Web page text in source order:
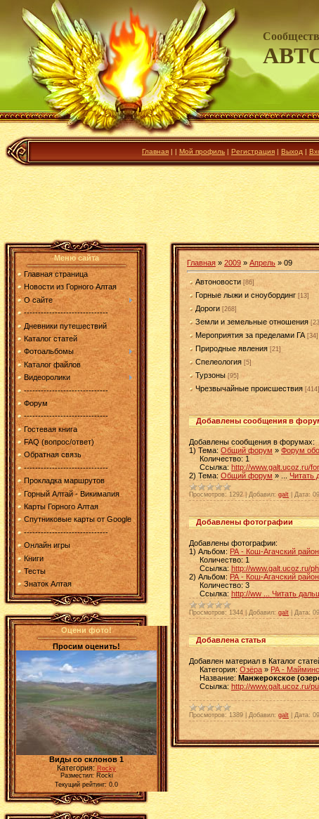
Главная | | Мой профиль | Регистрация | Выход |
Меню сайта
Главная страница
Новости из Горного Алтая
О сайте
------------------------------
Дневники путешествий
Каталог статей
Фотоальбомы
Каталог файлов
Видеоролики
------------------------------
Форум
------------------------------
Гостевая книга
FAQ (вопрос/ответ)
Обратная связь
------------------------------
Прокладка маршрутов
Горный Алтай - Викимапия
Карты Горного Алтая
Спутниковые карты от Google
------------------------------
Онлайн игры
Книги
Тесты
Знаток Алтая
Оцени фото!
Просим оценить!
Виды со склонов 1
Категория:Rocky
Разместил: Rocki
Текущий рейтинг: 0.0
Главная » 2009 » Апрель » 09
Автоновости [86]
Горные лыжи и сноубординг [13]
Дороги [268]
Земли и земельные отношения
Мероприятия за пределами ГА [34]
Природные явления [21]
Спелеология [5]
Турзоны [95]
Чрезвычайные происшествия [414]
Добавлены сообщения в
Добавлены сообщения в форумах:
1) Тема: Общий форум » Форум
Количество: 1
Ссылка: http://www.galt.ucoz.ru/
2) Тема: Общий форум » Читать
Просмотров: 1292 Добавил: galt Дата:
Добавлены фотографии
Добавлены фотографии:
1) Альбом: РА - Кош-Агачский район
Количество: 1
Ссылка: http://www.galt.ucoz.ru/
2) Альбом: РА - Кош-Агачский район
Количество: 3
Ссылка: http://ww Читать
Просмотров: 1344 Добавил: galt Дата:
Добавлена статья
Добавлен материал в Каталог
Категория: Озёра » РА -
Название: Манжерокское
Ссылка: http://www.galt.ucoz.ru/
Просмотров: 1389 Добавил: galt Дата: